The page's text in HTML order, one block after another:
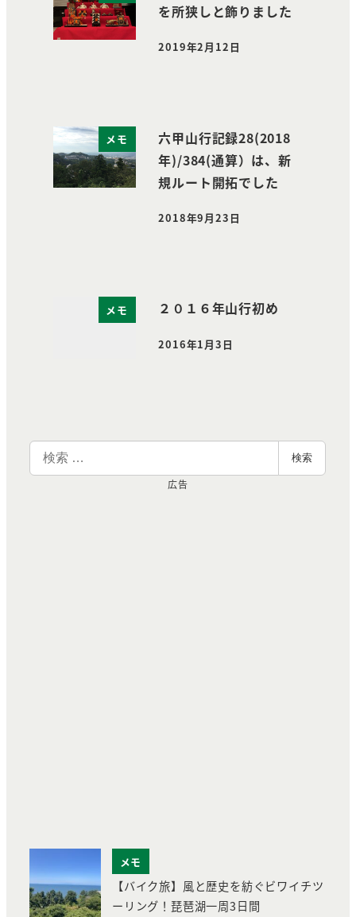
を所狭しと飾りました
投稿日
2019年2月12日
メモ
六甲山行記録28(2018
年)/384(通算）は、新
規ルート開拓でした
投稿日
2018年9月23日
メモ ２０１６年山行初め
投稿日
2016年1月3日
検
索
検索
広告
メモ
【バイク旅】風と歴史を紡ぐビワイチツ
ーリング！琵琶湖一周3日間